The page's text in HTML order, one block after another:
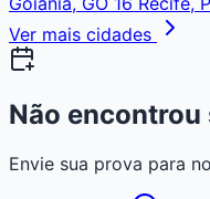
Ver mais cidades
Não
Envie sua prova para